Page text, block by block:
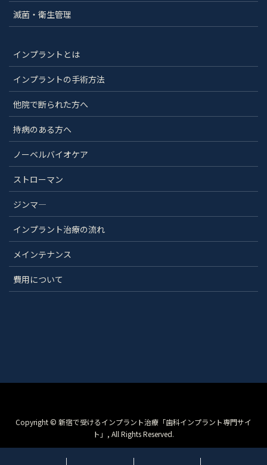
滅菌・衛生管理
インプラントとは
インプラントの手術方法
他院で断られた方へ
持病のある方へ
ノーベルバイオケア
ストローマン
ジンマ―
インプラント治療の流れ
メインテナンス
費用について
Copyright © 新宿で受けるインプラント治療「歯科インプラント専門サイ
ト」, All Rights Reserved.